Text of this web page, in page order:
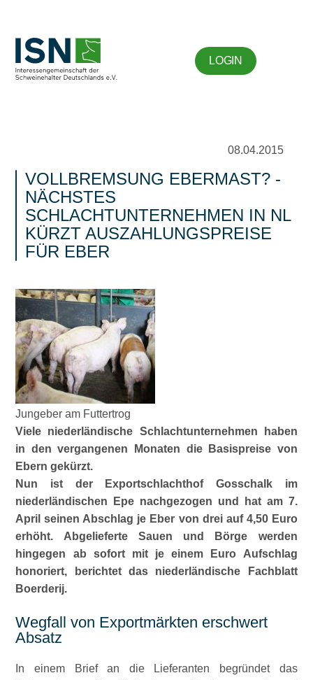
LOGIN
08.04.2015
VOLLBREMSUNG EBERMAST? -
NÄCHSTES
SCHLACHTUNTERNEHMEN IN NL
KÜRZT AUSZAHLUNGSPREISE
FÜR EBER
Jungeber am Futtertrog
Viele niederländische Schlachtunternehmen haben
in den vergangenen Monaten die Basispreise von
Ebern gekürzt.
Nun ist der Exportschlachthof Gosschalk im
niederländischen Epe nachgezogen und hat am 7.
April seinen Abschlag je Eber von drei auf 4,50 Euro
erhöht. Abgelieferte Sauen und Börge werden
hingegen ab sofort mit je einem Euro Aufschlag
honoriert, berichtet das niederländische Fachblatt
Boerderij.
Wegfall von Exportmärkten erschwert
Absatz
In einem Brief an die Lieferanten begründet das